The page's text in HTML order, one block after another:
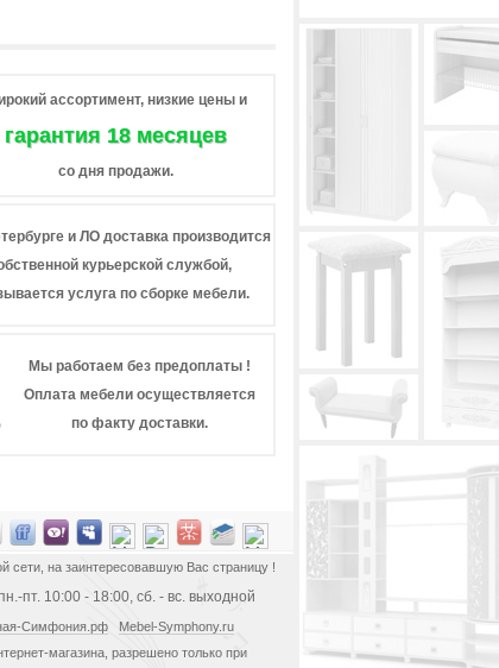
ассортимент, низкие цены и
гарантия 18 месяцев
со дня продажи.
и ЛО доставка производится
курьерской службой,
услуга по сборке мебели.
Мы работаем без предоплаты !
Оплата мебели осуществляется
по факту доставки.
сети, на заинтересовавшую Вас страницу !
пт. 10:00 - 18:00, сб. - вс. выходной
Симфония.рф
Mebel-Symphony.ru
магазина, разрешено только при